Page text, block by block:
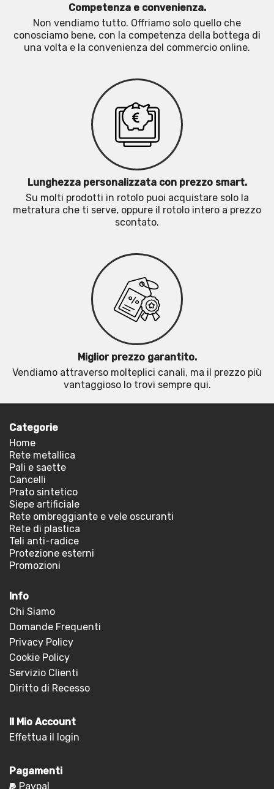
Competenza e convenienza.
Non vendiamo tutto. Offriamo solo quello che
conosciamo bene, con la competenza della bottega di
una volta e la convenienza del commercio online.
Lunghezza personalizzata con prezzo smart.
Su molti prodotti in rotolo puoi acquistare solo la
metratura che ti serve, oppure il rotolo intero a prezzo
scontato.
Miglior prezzo garantito.
Vendiamo attraverso molteplici canali, ma il prezzo più
vantaggioso lo trovi sempre qui.
Categorie
Home
Rete metallica
Pali e saette
Cancelli
Prato sintetico
Siepe artificiale
Rete ombreggiante e vele oscuranti
Rete di plastica
Teli anti-radice
Protezione esterni
Promozioni
Info
Chi Siamo
Domande Frequenti
Privacy Policy
Cookie Policy
Servizio Clienti
Diritto di Recesso
Il Mio Account
Effettua il login
Pagamenti
Paypal